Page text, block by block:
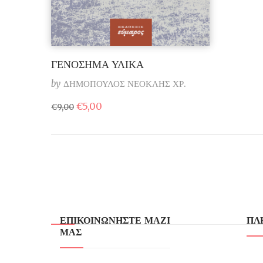
ΓΕΝΟΣΗΜΑ ΥΛΙΚΑ
by ΔΗΜΟΠΟΥΛΟΣ ΝΕΟΚΛΗΣ ΧΡ.
€9,00 Original
price
€9,00.
€5,00
είναι:
ΕΠΙΚΟΙΝΩΝΗΣΤΕ ΜΑΖΙ
ΜΑΣ